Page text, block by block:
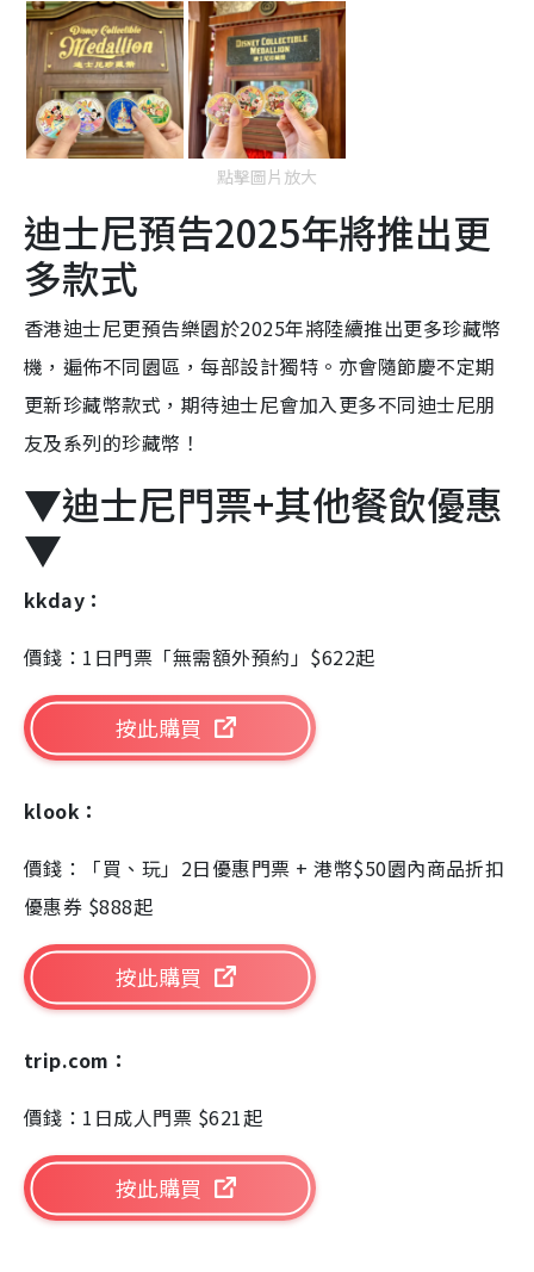
點擊圖片放大
迪士尼預告2025年將推出更
多款式
香港迪士尼更預告樂園於2025年將陸續推出更多珍藏幣
機，遍佈不同園區，每部設計獨特。亦會隨節慶不定期
更新珍藏幣款式，期待迪士尼會加入更多不同迪士尼朋
友及系列的珍藏幣！
▼迪士尼門票+其他餐飲優惠
▼
kkday：
價錢： 1日門票「無需額外預約」$622起
按此購買
klook：
價錢：「買、玩」2日優惠門票 + 港幣$50園內商品折扣
優惠券 $888起
按此購買
trip.com：
價錢： 1日成人門票 $621起
按此購買